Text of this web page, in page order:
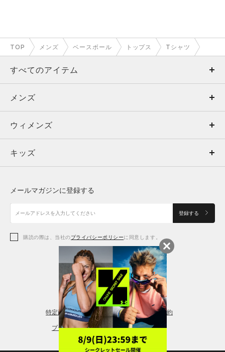
TOP メンズ ベースボール トップス Tシャツ
すべてのアイテム
メンズ
ウィメンズ
キッズ
アクセサリー
メンズ
トップス
ボトムス
アクセサリー
ウィメンズ
トップス
シューズ
アクセサリー
レギンス＆タイツ
キッズ
シューズ
メールマガジンに登録する
登録する
購読の際は、当社のプライバシーポリシーに同意します。
特定商取引法に基づく通販の表記 会員規約
プライバシーポリシー